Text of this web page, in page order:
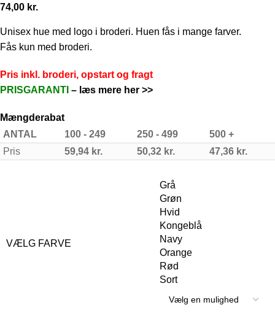
74,00 kr.
Unisex hue med logo i broderi. Huen fås i mange farver.
Fås kun med broderi.
Pris inkl. broderi, opstart og fragt
PRISGARANTI – læs mere her >>
Mængderabat
ANTAL
100 - 249 250 - 499
500 +
Pris
59,94 kr. 50,32 kr. 47,36 kr.
VÆLG FARVE
Grå
Grøn
Hvid
Kongeblå
Navy
Orange
Rød
Sort